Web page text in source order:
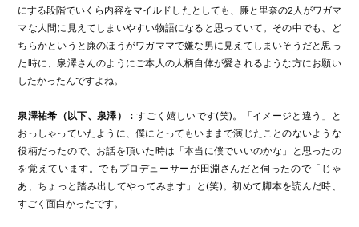
にする段階でいくら内容をマイルドしたとしても、廉と里奈の2人がワガマ
マな人間に見えてしまいやすい物語になると思っていて。その中でも、ど
ちらかというと廉のほうがワガママで嫌な男に見えてしまいそうだと思っ
た時に、泉澤さんのようにご本人の人柄自体が愛されるような方にお願い
したかったんですよね。
泉澤祐希（以下、泉澤）：すごく嬉しいです(笑)。「イメージと違う」と
おっしゃっていたように、僕にとってもいままで演じたことのないような
役柄だったので、お話を頂いた時は「本当に僕でいいのかな」と思ったの
を覚えています。でもプロデューサーが田淵さんだと伺ったので「じゃ
あ、ちょっと踏み出してやってみます」と(笑)。初めて脚本を読んだ時、
すごく面白かったです。